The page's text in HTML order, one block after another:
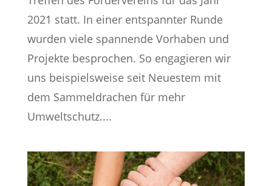
2021 statt. In einer entspannter Runde
wurden viele spannende Vorhaben und
Projekte besprochen. So engagieren wir
uns beispielsweise seit Neuestem mit
dem Sammeldrachen für mehr
Umweltschutz....